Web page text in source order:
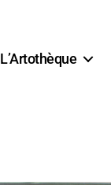
L’Artothèque